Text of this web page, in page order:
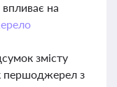
на
змісту
першоджерел з